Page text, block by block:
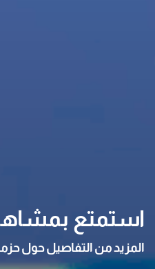
استمتع
المزيد من التفاصيل حول